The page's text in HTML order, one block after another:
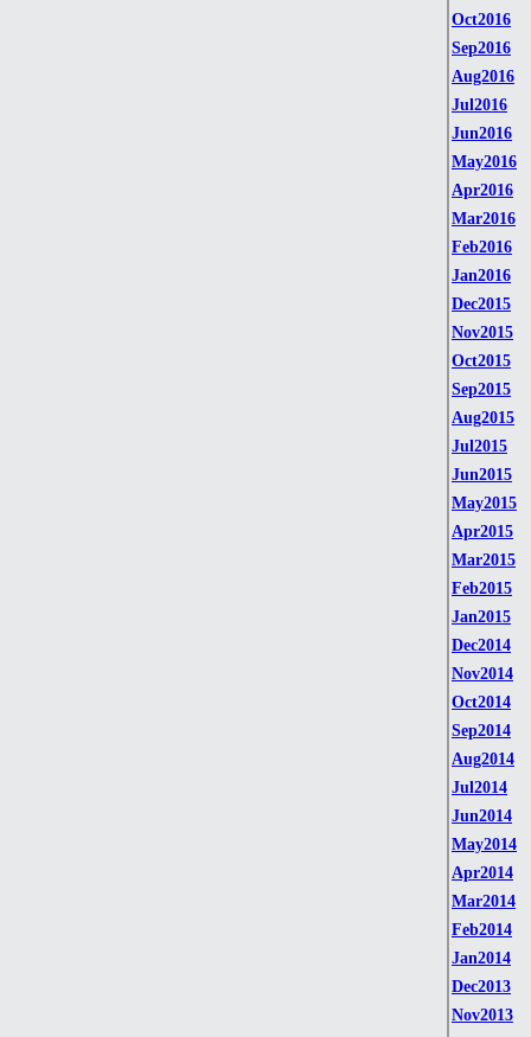
Oct2016
Sep2016
Aug2016
Jul2016
Jun2016
May2016
Apr2016
Mar2016
Feb2016
Jan2016
Dec2015
Nov2015
Oct2015
Sep2015
Aug2015
Jul2015
Jun2015
May2015
Apr2015
Mar2015
Feb2015
Jan2015
Dec2014
Nov2014
Oct2014
Sep2014
Aug2014
Jul2014
Jun2014
May2014
Apr2014
Mar2014
Feb2014
Jan2014
Dec2013
Nov2013